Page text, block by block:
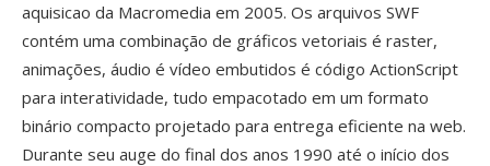
aquisicao da Macromedia em 2005. Os arquivos SWF
contém uma combinação de gráficos vetoriais é raster,
animações, áudio é vídeo embutidos é código ActionScript
para interatividade, tudo empacotado em um formato
binário compacto projetado para entrega eficiente na web.
Durante seu auge do final dos anos 1990 até o início dos